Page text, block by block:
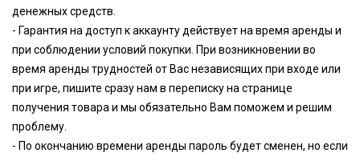
денежных средств.
- Гарантия на доступ к аккаунту действует на время аренды и
при соблюдении условий покупки. При возникновении во
время аренды трудностей от Вас независящих при входе или
при игре, пишите сразу нам в переписку на странице
получения товара и мы обязательно Вам поможем и решим
проблему.
- По окончанию времени аренды пароль будет сменен, но если